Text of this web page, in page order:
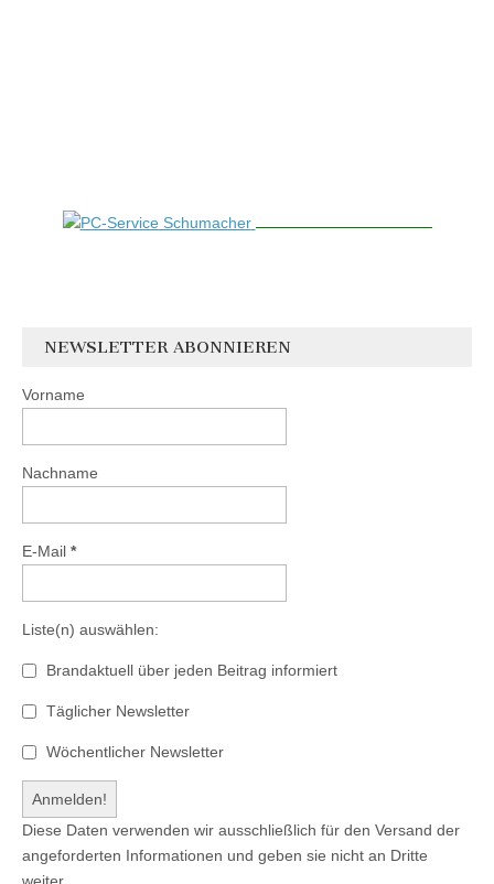
NEWSLETTER ABONNIEREN
Vorname
Nachname
E-Mail *
Liste(n) auswählen:
Brandaktuell über jeden Beitrag informiert
Täglicher Newsletter
Wöchentlicher Newsletter
Diese Daten verwenden wir ausschließlich für den Versand der
angeforderten Informationen und geben sie nicht an Dritte
weiter.